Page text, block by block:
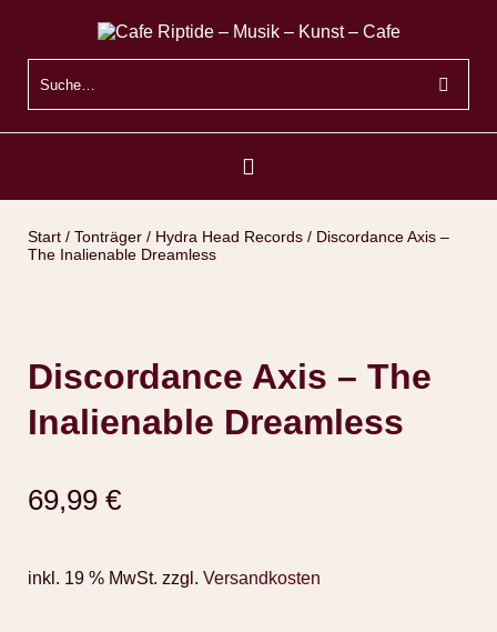
Start / Tonträger / Hydra Head Records / Discordance Axis –
The Inalienable Dreamless
Discordance Axis – The
Inalienable Dreamless
69,99 €
inkl. 19 % MwSt. zzgl. Versandkosten